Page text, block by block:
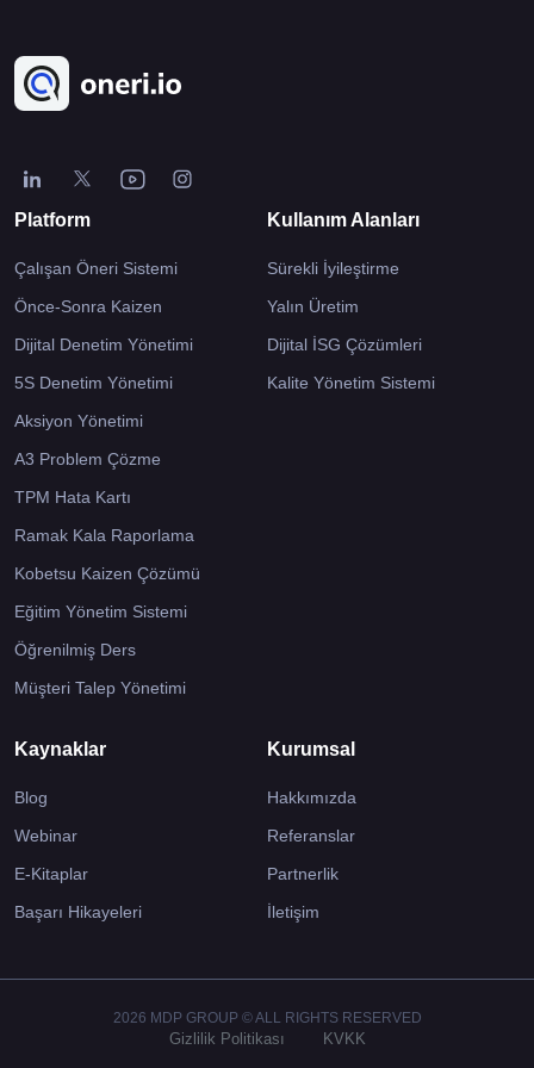
Platform
Çalışan Öneri Sistemi
Önce-Sonra Kaizen
Dijital Denetim Yönetimi
5S Denetim Yönetimi
Aksiyon Yönetimi
A3 Problem Çözme
TPM Hata Kartı
Ramak Kala Raporlama
Kobetsu Kaizen Çözümü
Eğitim Yönetim Sistemi
Öğrenilmiş Ders
Müşteri Talep Yönetimi
Kullanım Alanları
Sürekli İyileştirme
Yalın Üretim
Dijital İSG Çözümleri
Kalite Yönetim Sistemi
Kaynaklar
Blog
Webinar
E-Kitaplar
Başarı Hikayeleri
Kurumsal
Hakkımızda
Referanslar
Partnerlik
İletişim
2026 MDP GROUP © ALL RIGHTS RESERVED
Gizlilik Politikası KVKK